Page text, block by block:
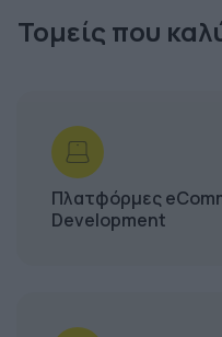
Τομείς που
Πλατφόρμες
Development